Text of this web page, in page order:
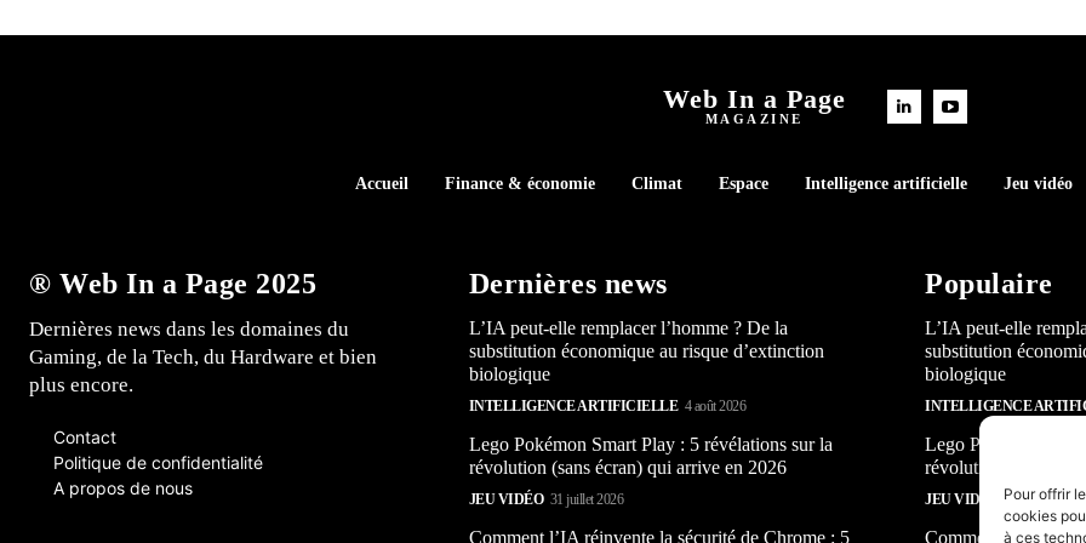
Pour offrir
cookies
à ces
Web In a Page
MAGAZINE
Accueil Finance & économie Climat Espace Intelligence artificielle Jeu vidéo
® Web In a Page 2025
Dernières news dans les domaines du
Gaming, de la Tech, du Hardware et bien
plus encore.
Contact
Politique de confidentialité
A propos de nous
Dernières news
L’IA peut-elle remplacer l’homme ? De la
substitution économique au risque d’extinction
biologique
INTELLIGENCE ARTIFICIELLE 4 août 2026
Lego Pokémon Smart Play : 5 révélations sur la
révolution (sans écran) qui arrive en 2026
JEU VIDÉO 31 juillet 2026
Comment l’IA réinvente la sécurité de Chrome : 5
Populaire
L’IA peut-elle
substitution
biologique
INTELLIGENCE
Lego Pokémon
révolution (sans
JEU VIDÉO 31 juillet 2026
Comment l’IA